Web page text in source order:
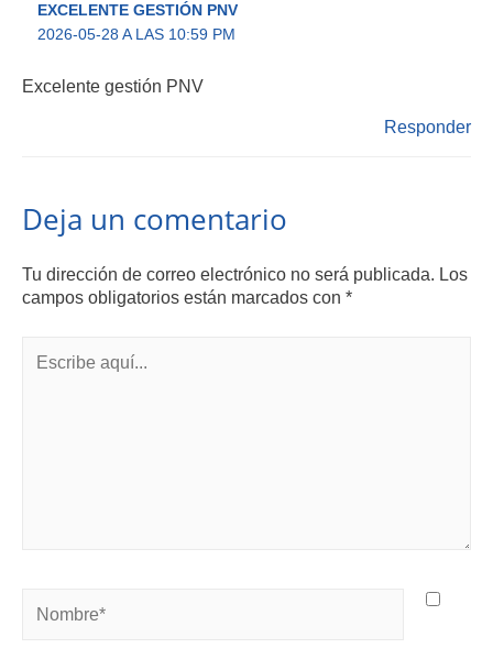
EXCELENTE GESTIÓN PNV
2026-05-28 A LAS 10:59 PM
Excelente gestión PNV
Responder
Deja un comentario
Tu dirección de correo electrónico no será publicada. Los
campos obligatorios están marcados con *